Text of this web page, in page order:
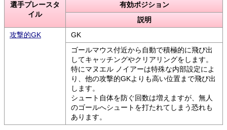
選手プレースタ
イル
有効ポジション
説明
攻撃的GK
GK
ゴールマウス付近から自動で積極的に飛び出
してキャッチングやクリアリングをします。
特にマヌエル ノイアーは特殊な内部設定によ
り、他の攻撃的GKよりも高い位置まで飛び出
します。
シュート自体を防ぐ回数は増えますが、無人
のゴールへシュートを打たれてしまう恐れも
あります。